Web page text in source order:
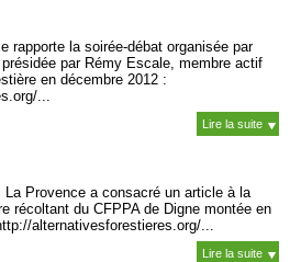
rapporte la soirée-débat organisée par
présidée par Rémy Escale, membre actif
en décembre 2012 :
...
Lire la suite
La Provence a consacré un article à la
récoltant du CFPPA de Digne montée en
alternativesforestieres.org/...
Lire la suite